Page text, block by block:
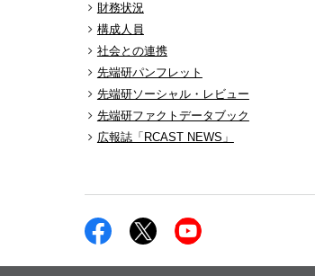
財務状況
構成人員
社会との連携
先端研パンフレット
先端研ソーシャル・レビュー
先端研ファクトデータブック
広報誌「RCAST NEWS」